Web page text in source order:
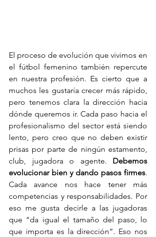
El proceso de evolución que vivimos en
el fútbol femenino también repercute
en nuestra profesión. Es cierto que a
muchos les gustaría crecer más rápido,
pero tenemos clara la dirección hacia
dónde queremos ir. Cada paso hacia el
profesionalismo del sector está siendo
lento, pero creo que no deben existir
prisas por parte de ningún estamento,
club, jugadora o agente. Debemos
evolucionar bien y dando pasos firmes.
Cada avance nos hace tener más
competencias y responsabilidades. Por
eso me gusta decirle a las jugadoras
que “da igual el tamaño del paso, lo
que importa es la dirección”. Eso nos